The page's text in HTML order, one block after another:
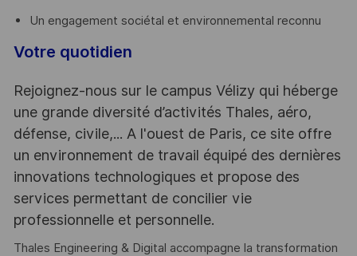
Un engagement sociétal et environnemental reconnu
Votre quotidien
Rejoignez-nous sur le campus Vélizy qui héberge
une grande diversité d’activités Thales, aéro,
défense, civile,... A l'ouest de Paris, ce site offre
un environnement de travail équipé des dernières
innovations technologiques et propose des
services permettant de concilier vie
professionnelle et personnelle.
Thales Engineering & Digital accompagne la transformation